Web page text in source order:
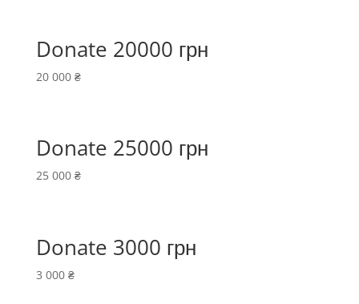
Donate 20000 грн
20 000 ₴
Donate 25000 грн
25 000 ₴
Donate 3000 грн
3 000 ₴